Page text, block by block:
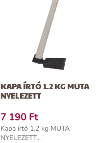
KAPA ÍRTÓ 1.2 KG MUTA
NYELEZETT
7 190 Ft
Kapa írtó 1.2 kg MUTA
NYELEZETT...